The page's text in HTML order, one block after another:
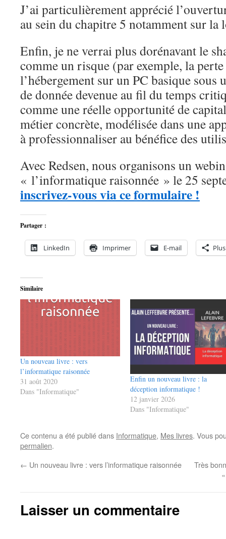
J’ai particulièrement apprécié
au sein du chapitre 5 notamment sur
Enfin, je ne verrai plus dorénavant le
comme un risque (par exemple, la
l’hébergement sur un PC basique sous
de donnée devenue au fil du temps
comme une réelle opportunité de
métier concrète, modélisée dans une
à professionnaliser au bénéfice des
Avec Redsen, nous organisons un
« l’informatique raisonnée » le 25
inscrivez-vous via ce formulaire !
Partager :
LinkedIn Imprimer E-mail Plus
Similaire
Un nouveau livre : vers
l’informatique raisonnée
31 août 2020
Dans "Informatique"
Enfin un nouveau livre : la
déception informatique !
12 janvier 2026
Dans "Informatique"
Ce contenu a été publié dans Informatique, Mes livres. Vous
permalien.
← Un nouveau livre : vers l’informatique raisonnée
Très
Laisser un commentaire